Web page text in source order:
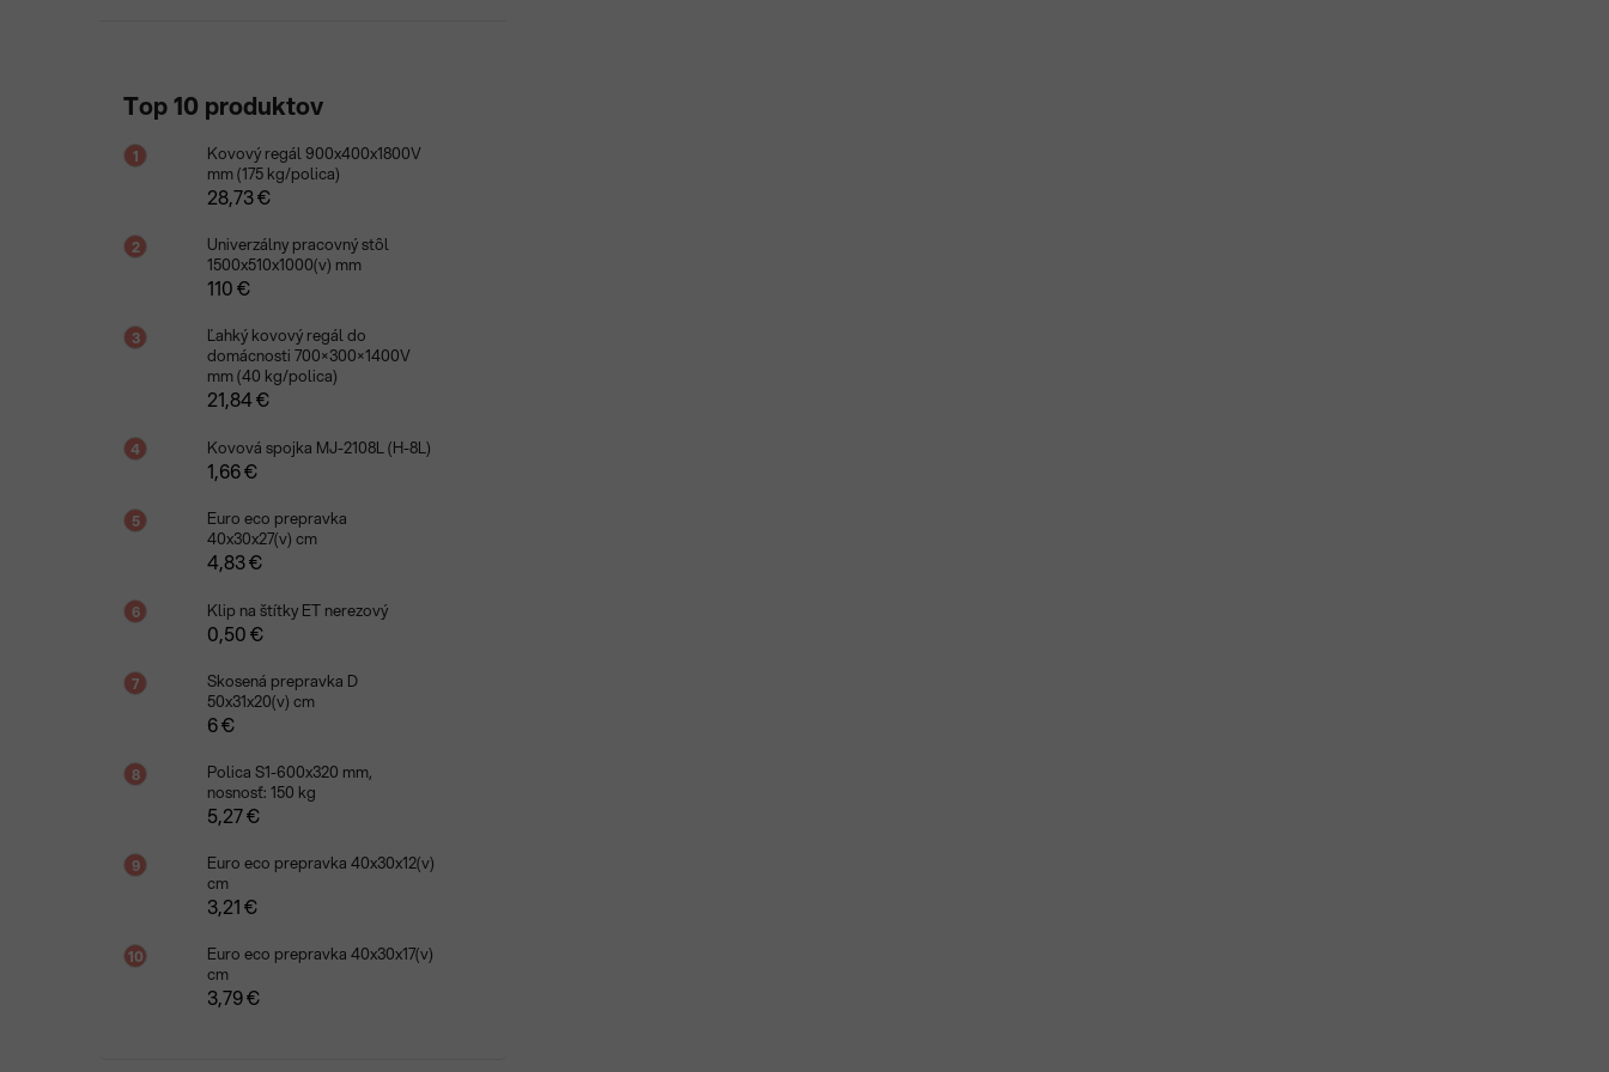
Top 10 produktov
Kovový regál 900x400x1800V
mm (175 kg/polica)
28,73 €
Univerzálny pracovný stôl
1500x510x1000(v) mm
110 €
Ľahký kovový regál do
domácnosti 700×300×1400V
mm (40 kg/polica)
21,84 €
Kovová spojka MJ-2108L (H-8L)
1,66 €
Euro eco prepravka
40x30x27(v) cm
4,83 €
Klip na štítky ET nerezový
0,50 €
Skosená prepravka D
50x31x20(v) cm
6 €
Polica S1-600x320 mm,
nosnosť: 150 kg
5,27 €
Euro eco prepravka 40x30x12(v)
cm
3,21 €
Euro eco prepravka 40x30x17(v)
cm
3,79 €